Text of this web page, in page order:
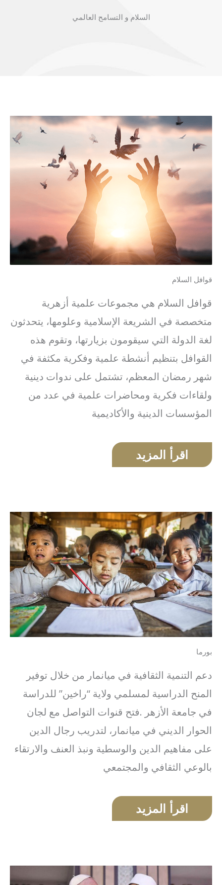
السلام و التسامح العالمي
قوافل السلام
قوافل السلام هي مجموعات علمية أزهرية
متخصصة في الشريعة الإسلامية وعلومها، يتحدثون
لغة الدولة التي سيقومون بزيارتها، وتقوم هذه
القوافل بتنظيم أنشطة علمية وفكرية مكثفة في
شهر رمضان المعظم، تشتمل على ندوات دينية
ولقاءات فكرية ومحاضرات علمية في عدد من
المؤسسات الدينية والأكاديمية
اقرأ المزيد
بورما
دعم التنمية الثقافية في ميانمار من خلال توفير
المنح الدراسية لمسلمي ولاية “راخين” للدراسة
في جامعة الأزهر .فتح قنوات التواصل مع لجان
الحوار الديني في ميانمار، لتدريب رجال الدين
على مفاهيم الدين والوسطية ونبذ العنف والارتقاء
بالوعي الثقافي والمجتمعي
اقرأ المزيد